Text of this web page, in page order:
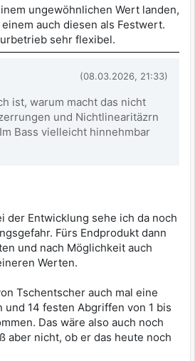
ungewöhnlichen Wert landen,
auch diesen als Festwert.
sehr flexibel.
(08.03.2026, 21:33)
ist, warum macht das nicht
und Nichtlinearitäzrn
Bass vielleicht hinnehmbar
der Entwicklung sehe ich da noch
Fürs Endprodukt dann
und nach Möglichkeit auch
Werten.
Tschentscher auch mal eine
und 14 festen Abgriffen von 1 bis
Das wäre also auch noch
aber nicht, ob er das heute noch